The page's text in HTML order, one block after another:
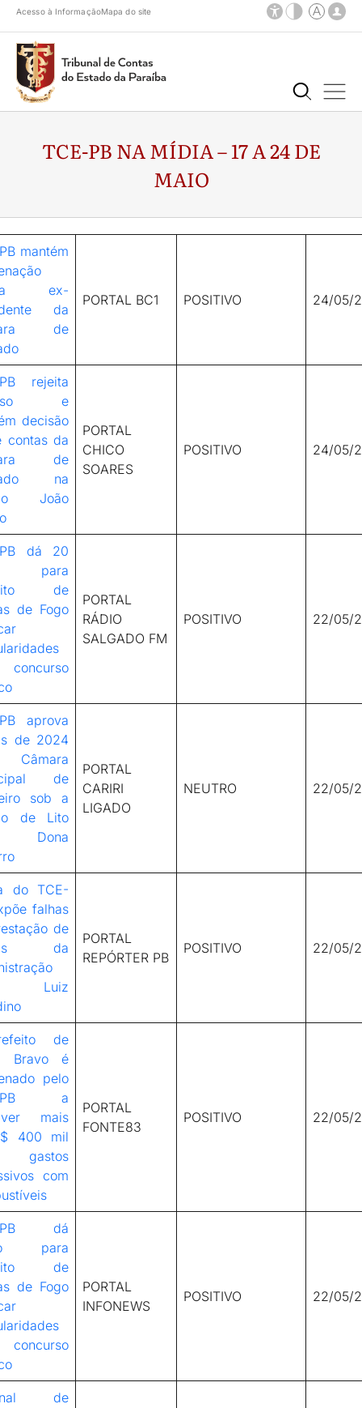
Acesso à InformaçãoMapa do site
TCE-PB NA MÍDIA – 17 A 24 DE
MAIO
mantém
ex-
da
de
PORTAL BC1 POSITIVO 24/05/
rejeita
e
decisão
contas da
de
na
João
PORTAL
CHICO
SOARES
POSITIVO 24/05/
PB dá 20
para
de
de Fogo
PORTAL
RÁDIO
SALGADO FM
POSITIVO 22/05/
aprova
de 2024
de
sob a
de Lito
Dona
PORTAL
CARIRI
LIGADO
NEUTRO 22/05/
do TCE-
falhas
de
da
Luiz
PORTAL
REPÓRTER PB
POSITIVO 22/05/
de
Bravo é
pelo
PB a
mais
400 mil
gastos
com
PORTAL
FONTE83
POSITIVO 22/05/
PB dá
para
de
de Fogo
PORTAL
INFONEWS
POSITIVO 22/05/
de